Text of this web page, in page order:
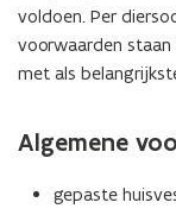
voldoen. Per
voorwaarden staan
met als
Algemene
gepaste